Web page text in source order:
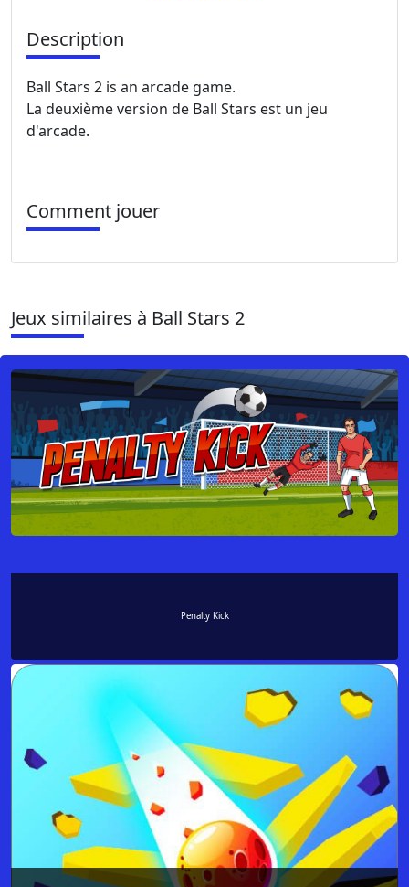
Description
Ball Stars 2 is an arcade game.
La deuxième version de Ball Stars est un jeu
d'arcade.
Comment jouer
Jeux similaires à Ball Stars 2
Penalty Kick